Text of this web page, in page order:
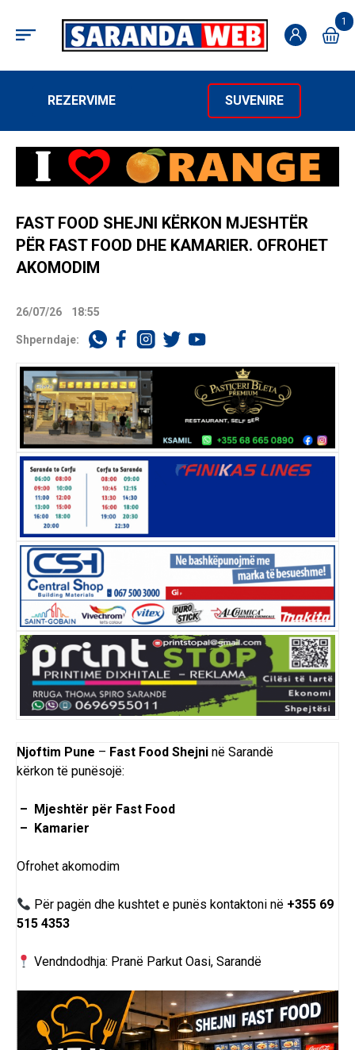
1
REZERVIME SUVENIRE
FAST FOOD SHEJNI KËRKON MJESHTËR
PËR FAST FOOD DHE KAMARIER. OFROHET
AKOMODIM
26/07/26 18:55
Shperndaje:
Njoftim Pune – Fast Food Shejni në Sarandë
kërkon të punësojë:
– Mjeshtër për Fast Food
– Kamarier
Ofrohet akomodim
Për pagën dhe kushtet e punës kontaktoni në +355 69
515 4353
Vendndodhja: Pranë Parkut Oasi, Sarandë